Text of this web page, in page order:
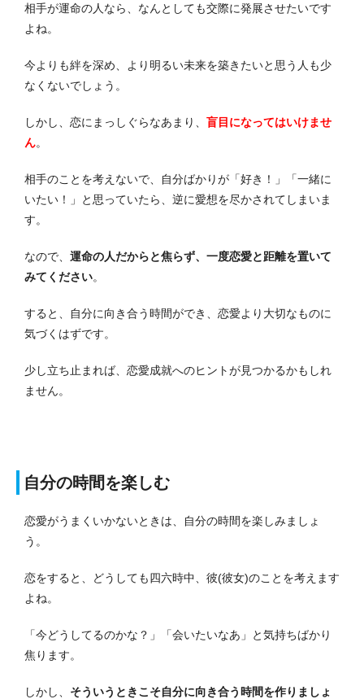
相手が運命の人なら、なんとしても交際に発展させたいです
よね。
今よりも絆を深め、より明るい未来を築きたいと思う人も少
なくないでしょう。
しかし、恋にまっしぐらなあまり、 盲目になってはいけませ
ん。
相手のことを考えないで、自分ばかりが「好き！」「一緒に
いたい！」と思っていたら、逆に愛想を尽かされてしまいま
す。
なので、 運命の人だからと焦らず、一度恋愛と距離を置いて
みてください。
すると、自分に向き合う時間ができ、恋愛より大切なものに
気づくはずです。
少し立ち止まれば、恋愛成就へのヒントが見つかるかもしれ
ません。
自分の時間を楽しむ
恋愛がうまくいかないときは、自分の時間を楽しみましょ
う。
恋をすると、どうしても四六時中、彼(彼女)のことを考えます
よね。
「今どうしてるのかな？」「会いたいなあ」と気持ちばかり
焦ります。
しかし、 そういうときこそ自分に向き合う時間を作りましょ